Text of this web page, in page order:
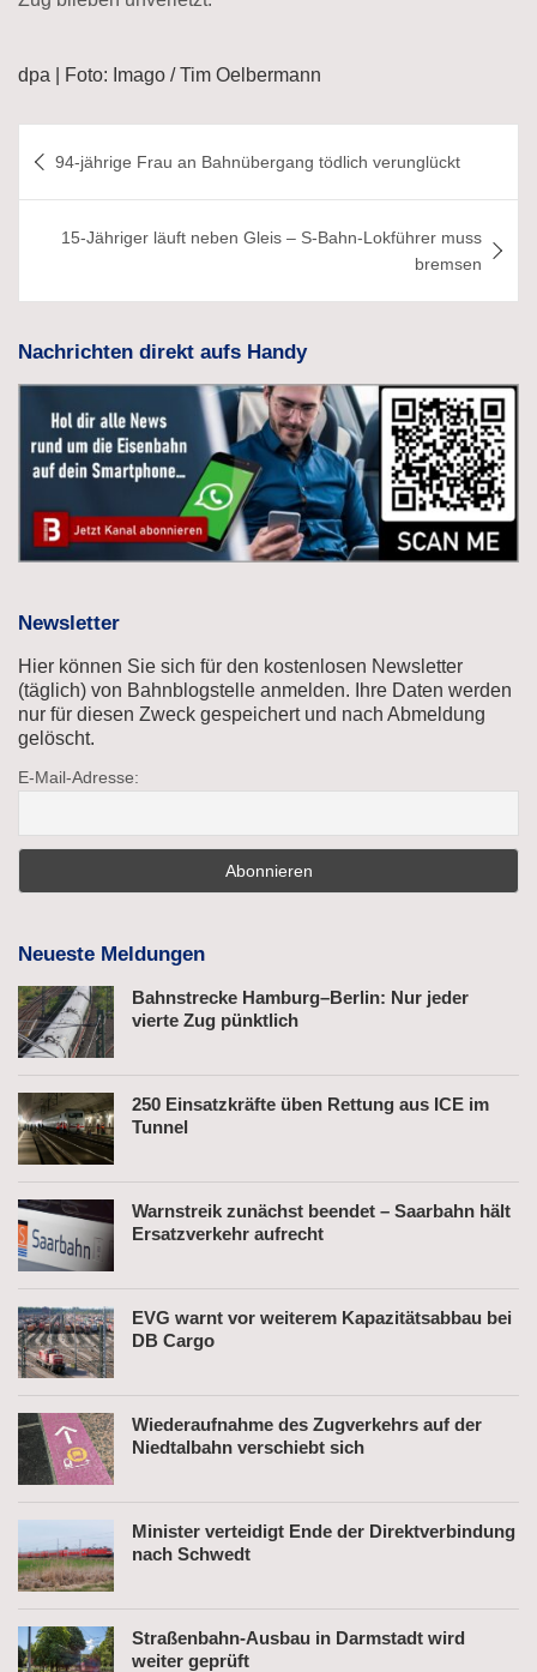
dpa | Foto: Imago / Tim Oelbermann
94-jährige Frau an Bahnübergang tödlich verunglückt
15-Jähriger läuft neben Gleis – S-Bahn-Lokführer muss
bremsen
Nachrichten direkt aufs Handy
Newsletter
Hier können Sie sich für den kostenlosen Newsletter
(täglich) von Bahnblogstelle anmelden. Ihre Daten werden
nur für diesen Zweck gespeichert und nach Abmeldung
gelöscht.
E-Mail-Adresse:
Neueste Meldungen
Bahnstrecke Hamburg–Berlin: Nur jeder
vierte Zug pünktlich
250 Einsatzkräfte üben Rettung aus ICE im
Tunnel
Warnstreik zunächst beendet – Saarbahn hält
Ersatzverkehr aufrecht
EVG warnt vor weiterem Kapazitätsabbau bei
DB Cargo
Wiederaufnahme des Zugverkehrs auf der
Niedtalbahn verschiebt sich
Minister verteidigt Ende der Direktverbindung
nach Schwedt
Straßenbahn-Ausbau in Darmstadt wird
weiter geprüft